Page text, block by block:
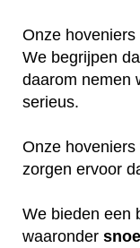
Onze
We begrijpen
daarom nemen
serieus.
Onze
zorgen ervoor
We bieden een
waaronder